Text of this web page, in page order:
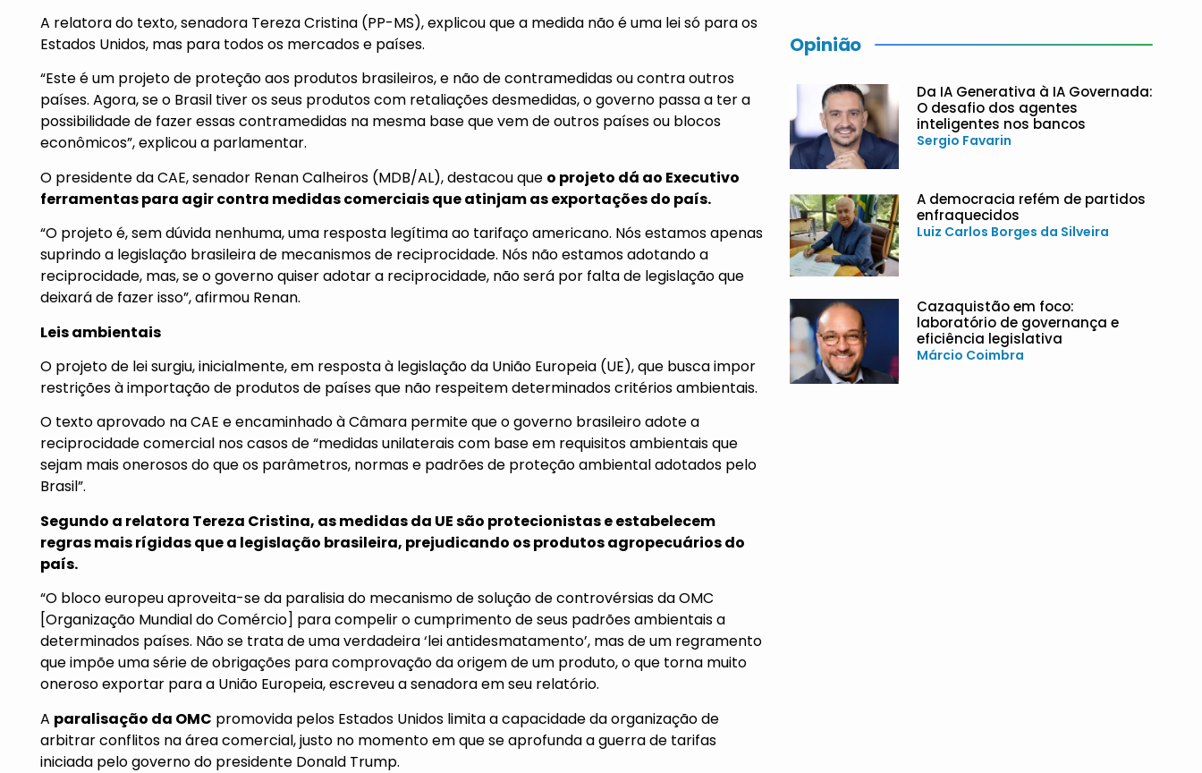
A relatora do texto, senadora Tereza Cristina (PP-MS), explicou que a medida não é uma lei só para os
Estados Unidos, mas para todos os mercados e países.
“Este é um projeto de proteção aos produtos brasileiros, e não de contramedidas ou contra outros
países. Agora, se o Brasil tiver os seus produtos com retaliações desmedidas, o governo passa a ter a
possibilidade de fazer essas contramedidas na mesma base que vem de outros países ou blocos
econômicos”, explicou a parlamentar.
O presidente da CAE, senador Renan Calheiros (MDB/AL), destacou que o projeto dá ao Executivo
ferramentas para agir contra medidas comerciais que atinjam as exportações do país.
“O projeto é, sem dúvida nenhuma, uma resposta legítima ao tarifaço americano. Nós estamos apenas
suprindo a legislação brasileira de mecanismos de reciprocidade. Nós não estamos adotando a
reciprocidade, mas, se o governo quiser adotar a reciprocidade, não será por falta de legislação que
deixará de fazer isso”, afirmou Renan.
Leis ambientais
O projeto de lei surgiu, inicialmente, em resposta à legislação da União Europeia (UE), que busca impor
restrições à importação de produtos de países que não respeitem determinados critérios ambientais.
O texto aprovado na CAE e encaminhado à Câmara permite que o governo brasileiro adote a
reciprocidade comercial nos casos de “medidas unilaterais com base em requisitos ambientais que
sejam mais onerosos do que os parâmetros, normas e padrões de proteção ambiental adotados pelo
Brasil”.
Segundo a relatora Tereza Cristina, as medidas da UE são protecionistas e estabelecem
regras mais rígidas que a legislação brasileira, prejudicando os produtos agropecuários do
país.
“O bloco europeu aproveita-se da paralisia do mecanismo de solução de controvérsias da OMC
[Organização Mundial do Comércio] para compelir o cumprimento de seus padrões ambientais a
determinados países. Não se trata de uma verdadeira ‘lei antidesmatamento’, mas de um regramento
que impõe uma série de obrigações para comprovação da origem de um produto, o que torna muito
oneroso exportar para a União Europeia, escreveu a senadora em seu relatório.
A paralisação da OMC promovida pelos Estados Unidos limita a capacidade da organização de
arbitrar conflitos na área comercial, justo no momento em que se aprofunda a guerra de tarifas
iniciada pelo governo do presidente Donald Trump.
Opinião
Da IA Generativa à IA Governada:
O desafio dos agentes
inteligentes nos bancos
Sergio Favarin
A democracia refém de partidos
enfraquecidos
Luiz Carlos Borges da Silveira
Cazaquistão em foco:
laboratório de governança e
eficiência legislativa
Márcio Coimbra